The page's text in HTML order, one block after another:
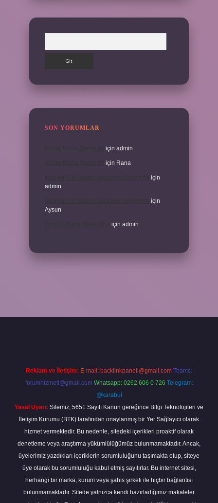
SON YORUMLAR
için admin
için Rana
için
admin
Medikal Cilt Bakımı Sivilceleri Geçirir Mi
için
Aysun
için admin
Reklam ve İletişim: E-mail: backlinkpaneli@gmail.com Teams:
forumhizmeti@gmail.com Whatsapp: 0262 606 0 726 Telegram:
@karabul
Yasal Uyarı: Sitemiz, 5651 Sayılı Kanun gereğince Bilgi Teknolojileri ve
İletişim Kurumu (BTK) tarafından onaylanmış bir Yer Sağlayıcı olarak
hizmet vermektedir. Bu nedenle, sitedeki içerikleri proaktif olarak
denetleme veya araştırma yükümlülüğümüz bulunmamaktadır. Ancak,
üyelerimiz yazdıkları içeriklerin sorumluluğunu taşımakta olup, siteye
üye olarak bu sorumluluğu kabul etmiş sayılırlar. Bu internet sitesi,
herhangi bir marka, kurum veya şahıs şirketi ile hiçbir bağlantısı
bulunmamaktadır. Sitede yalnızca kendi hazırladığımız makaleler